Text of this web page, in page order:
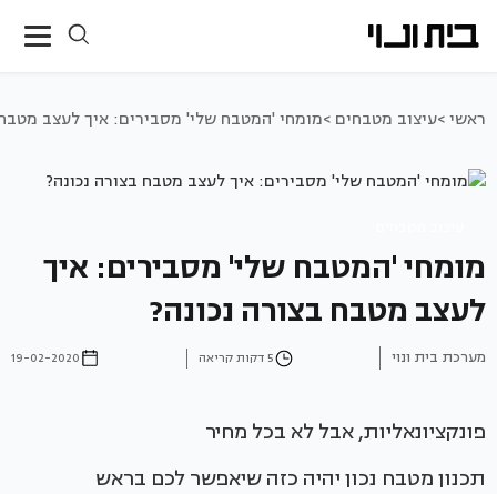
ראשי >עיצוב מטבחים >מומחי 'המטבח שלי' מסבירים: איך לעצב מטבח
מומחי 'המטבח שלי' מסבירים: איך
לעצב מטבח בצורה נכונה?
מערכת בית ונוי 5 דקות קריאה 19-02-2020
פונקציונאליות, אבל לא בכל מחיר
תכנון מטבח נכון יהיה כזה שיאפשר לכם בראש